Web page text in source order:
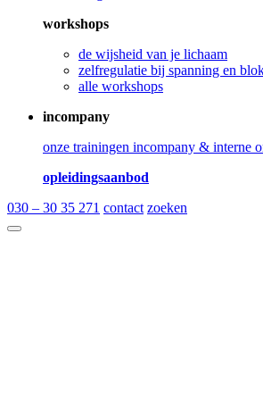
workshops
de wijsheid van je lichaam
zelfregulatie bij spanning en
alle workshops
incompany
onze trainingen incompany & interne
opleidingsaanbod
030 – 30 35 271 contact zoeken